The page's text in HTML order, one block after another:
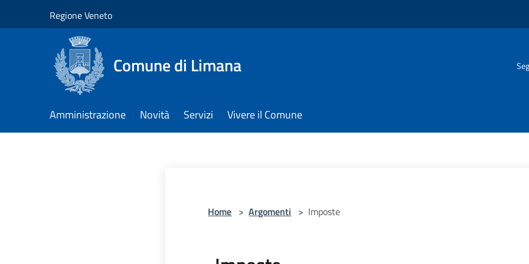
Regione Veneto
Comune di Limana
Amministrazione Novità Servizi Vivere il Comune
Home > Argomenti > Imposte